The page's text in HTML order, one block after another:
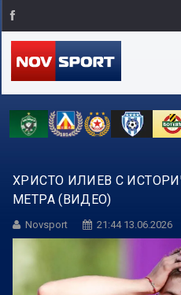
ХРИСТО ИЛИЕВ С
МЕТРА (ВИДЕО)
Novsport 21:44 13.06.2026